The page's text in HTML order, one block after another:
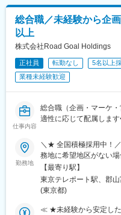
総合職／未経験から企
以上
株式会社Road Goal Holdings
正社員 転勤なし 5名以上
業種未経験歓迎
仕事内容
総合職（企画・マーケ
適性に応じて配属しま
勤務地
＼★ 全国積極採用中！
務地に希望地区がない
希望に沿わない転勤な
本社／東京都江東区青
ー 12F■東北オフィス／
【最寄り駅】
東京テレポート駅、郡
(東京都)
≪ ★未経験から安定し